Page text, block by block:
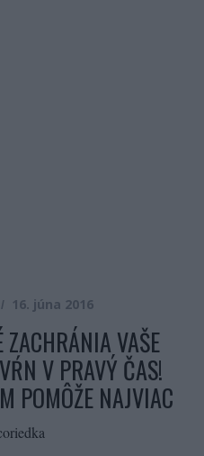
16. júna 2016
VAŠE
V PRAVÝ ČAS!
POMÔŽE NAJVIAC